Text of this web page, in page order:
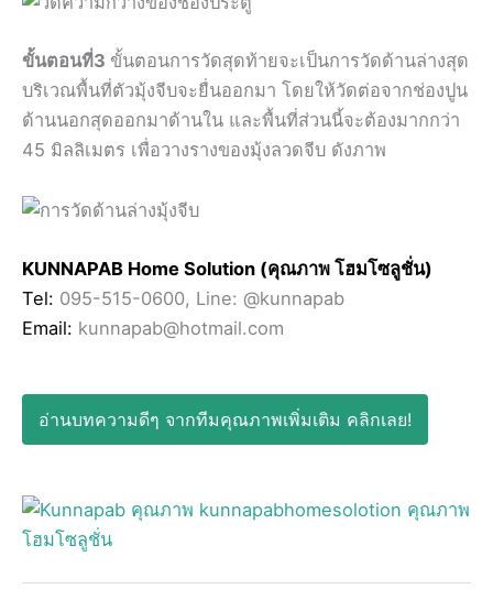
ขั้นตอนที่3 ขั้นตอนการวัดสุดท้ายจะเป็นการวัดด้านล่างสุด
บริเวณพื้นที่ตัวมุ้งจีบจะยื่นออกมา โดยให้วัดต่อจากช่องปูน
ด้านนอกสุดออกมาด้านใน และพื้นที่ส่วนนี้จะต้องมากกว่า
45 มิลลิเมตร เพื่อวางรางของมุ้งลวดจีบ ดังภาพ
KUNNAPAB Home Solution (คุณภาพ โฮมโซลูชั่น)
Tel: 095-515-0600, Line: @kunnapab
Email: kunnapab@hotmail.com
อ่านบทความดีๆ จากทีมคุณภาพเพิ่มเติม คลิกเลย!